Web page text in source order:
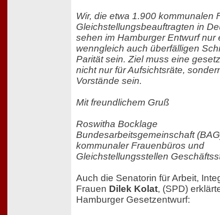
Wir, die etwa 1.900 kommunalen
Gleichstellungsbeauftragten in
sehen im Hamburger Entwurf nur
wenngleich auch überfälligen
Parität sein. Ziel muss eine
nicht nur für Aufsichtsräte,
Vorstände sein.
Mit freundlichem Gruß
Roswitha Bocklage
Bundesarbeitsgemeinschaft
kommunaler Frauenbüros und
Gleichstellungsstellen
Auch die Senatorin für Arbeit,
Frauen Dilek Kolat, (SPD)
Hamburger Gesetzentwurf: